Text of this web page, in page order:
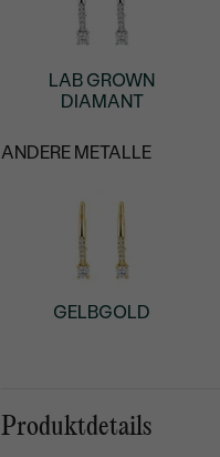
LAB GROWN
DIAMANT
ANDERE METALLE
GELBGOLD
Produktdetails